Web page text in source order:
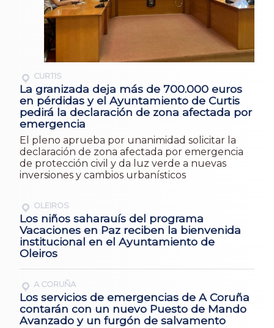
CURTIS
La granizada deja más de 700.000 euros
en pérdidas y el Ayuntamiento de Curtis
pedirá la declaración de zona afectada por
emergencia
El pleno aprueba por unanimidad solicitar la
declaración de zona afectada por emergencia
de protección civil y da luz verde a nuevas
inversiones y cambios urbanísticos
OLEIROS
Los niños saharauís del programa
Vacaciones en Paz reciben la bienvenida
institucional en el Ayuntamiento de
Oleiros
A CORUÑA
Los servicios de emergencias de A Coruña
contarán con un nuevo Puesto de Mando
Avanzado y un furgón de salvamento